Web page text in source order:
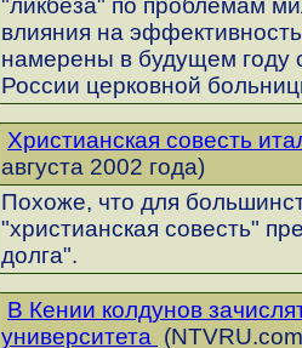
"ликбеза" по проблемам
влияния на
намерены в будущем году
России церковной
Христианская совесть
августа 2002 года)
Похоже, что для
"христианская совесть"
долга".
В Кении колдунов
университета